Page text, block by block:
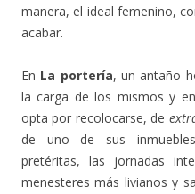
manera, el ideal femenino,
acabar.
En La portería, un antaño
la carga de los mismos y
opta por recolocarse, de
de uno de sus
pretéritas, las jornadas
menesteres más livianos y